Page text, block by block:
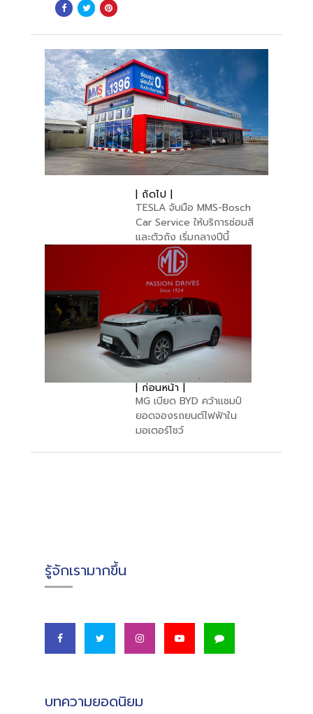
| ถัดไป |
TESLA จับมือ MMS-Bosch
Car Service ให้บริการซ่อมสี
และตัวถัง เริ่มกลางปีนี้
| ก่อนหน้า |
MG เบียด BYD คว้าแชมป์
ยอดจองรถยนต์ไฟฟ้าใน
มอเตอร์โชว์
รู้จักเรามากขึ้น
บทความยอดนิยม